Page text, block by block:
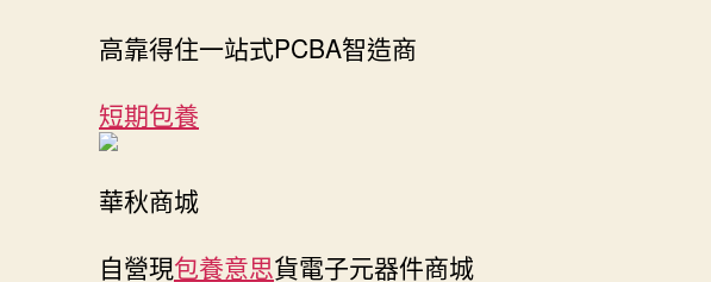
高靠得住一站式PCBA智造商
短期包養
華秋商城
自營現包養意思貨電子元器件商城